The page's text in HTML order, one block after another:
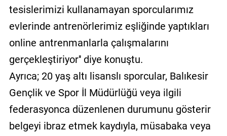
tesislerimizi kullanamayan sporcularımız
evlerinde antrenörlerimiz eşliğinde yaptıkları
online antrenmanlarla çalışmalarını
gerçekleştiriyor'' diye konuştu.
Ayrıca; 20 yaş altı lisanslı sporcular, Balıkesir
Gençlik ve Spor İl Müdürlüğü veya ilgili
federasyonca düzenlenen durumunu gösterir
belgeyi ibraz etmek kaydıyla, müsabaka veya